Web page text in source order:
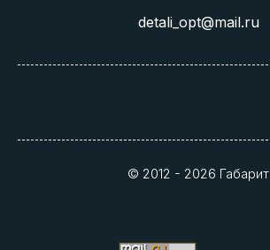
detali_opt@mail.ru
© 2012 - 2026 Габарит